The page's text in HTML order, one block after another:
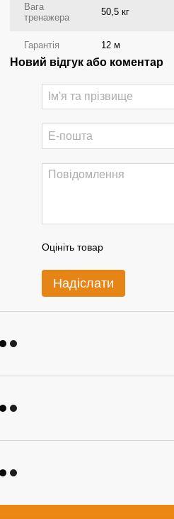
Вага
тренажера
50,5 кг
Гарантія 12 м
Новий відгук або коментар
Оцініть товар
Надіслати